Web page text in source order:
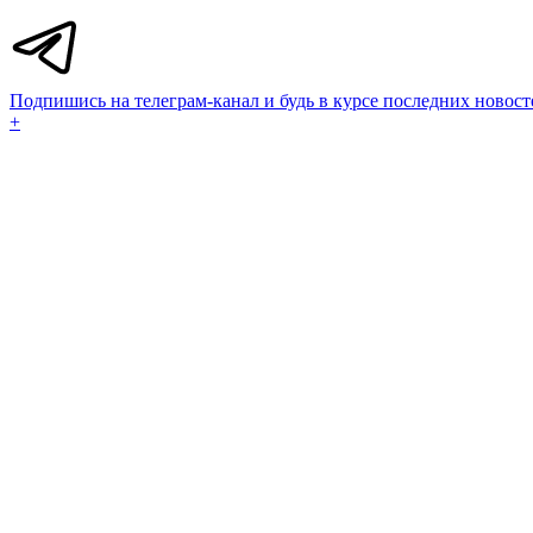
Подпишись на телеграм-канал и будь в курсе последних
+